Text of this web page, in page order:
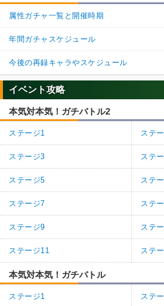
属性ガチャ一覧と開催時期
年間ガチャスケジュール
今後の再録キャラやスケジュール
イベント攻略
本気対本気！ガチバトル2
ステージ1 ステ
ステージ3 ステ
ステージ5 ステ
ステージ7 ステ
ステージ9 ステ
ステージ11 ステ
本気対本気！ガチバトル
ステージ1 ステ